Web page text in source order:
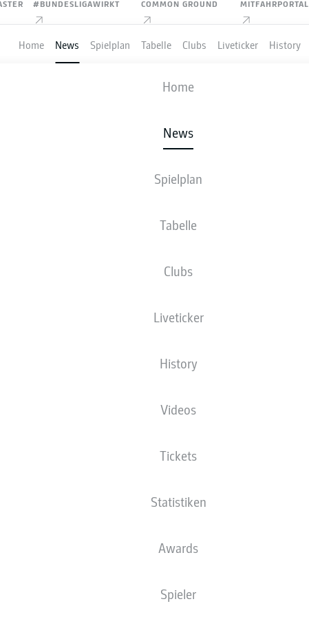
#BUNDESLIGAWIRKT COMMON GROUND MITFAHRPORTAL
Home News Spielplan Tabelle Clubs Liveticker History
Home
News
Spielplan
Tabelle
Clubs
Liveticker
History
Videos
Tickets
Statistiken
Awards
Spieler
Anzeige
GEPLATZT: FREIBURG
ASTON VILLA